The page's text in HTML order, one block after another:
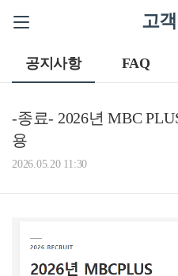
고
공지사항 FAQ
-종료- 2026년 MBC
용
2026.05.20 11:30